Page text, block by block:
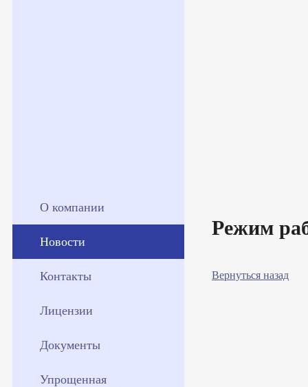
О компании
Новости
Контакты
Лицензии
Документы
Упрощенная
Режим
Вернуться назад